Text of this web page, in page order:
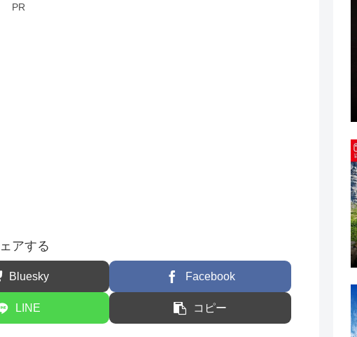
PR
アする
Bluesky Facebook
LINE コピー